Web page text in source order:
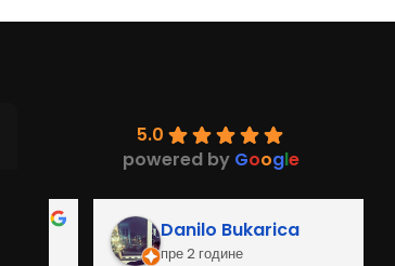
5.0
powered by Google
Danilo Bukarica
пре 2 године